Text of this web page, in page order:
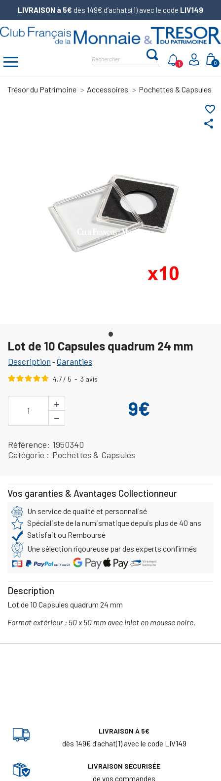
LIVRAISON à 5€ dès 149€ d’achats(1) avec le code LIV149
0
1
Trésor du Patrimoine Accessoires Pochettes & Capsules
share
favorite_border
Lot de 10 Capsules quadrum 24 mm
Description -Garanties
4.7/ 5 - 3 avis
1
+
−
9€
Référence 1950340
Catégorie
Pochettes & Capsules
Vos garanties & Avantages Collectionneur
Un service de qualité et personnalisé
Spécialiste de la numismatique depuis plus de 40 ans
Satisfait ou Remboursé
Une sélection rigoureuse par des experts confirmés
Description
Lot de 10 Capsules quadrum 24 mm
Format extérieur : 50 x 50 mm avec inlet en mousse noire.
LIVRAISON À 5€
dès 149€ d'achat(1) avec le code LIV149
LIVRAISON SÉCURISÉE
de vos commandes